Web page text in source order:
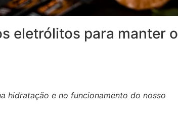
eletrólitos para manter o
hidratação e no funcionamento do nosso